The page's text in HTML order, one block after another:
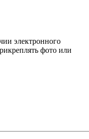
электронного
фото или